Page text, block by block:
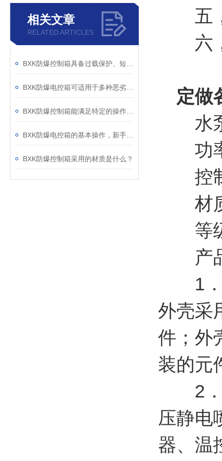
相关文章
RELATED ARTICLES
BXK防爆控制箱采用的材质是什么？
五，
六，
定做
水泵
功率
控制
材质
等级
产
1．
外壳采
件；外
装的元
2．
压静电
器、温